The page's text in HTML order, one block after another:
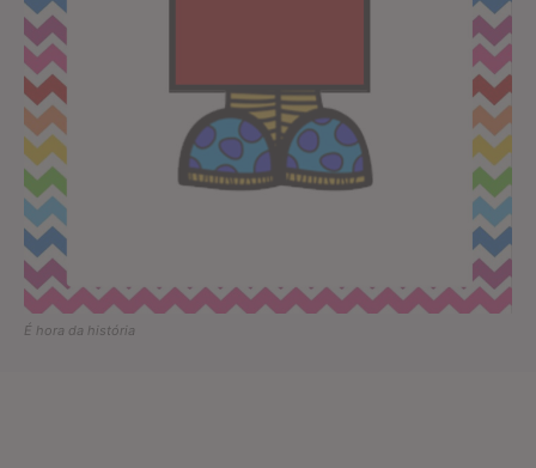
É hora da história